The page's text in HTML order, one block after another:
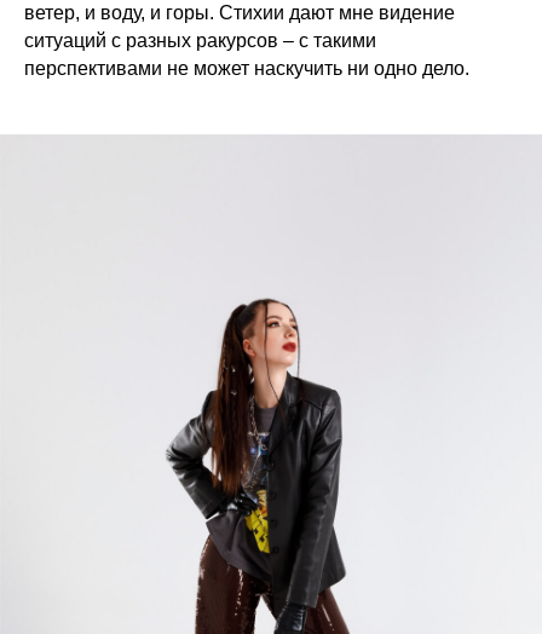
ветер, и воду, и горы. Стихии дают мне видение
ситуаций с разных ракурсов – с такими
перспективами не может наскучить ни одно дело.